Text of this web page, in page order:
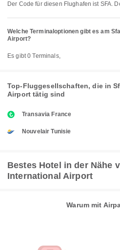
Der Code für diesen Flughafen ist SFA.
Welche Terminaloptionen gibt es am
Airport?
Es gibt 0 Terminals,
Top-Fluggesellschaften, die in
Airport tätig sind
Transavia France
Nouvelair Tunisie
Bestes Hotel in der Nähe
International Airport
Warum mit